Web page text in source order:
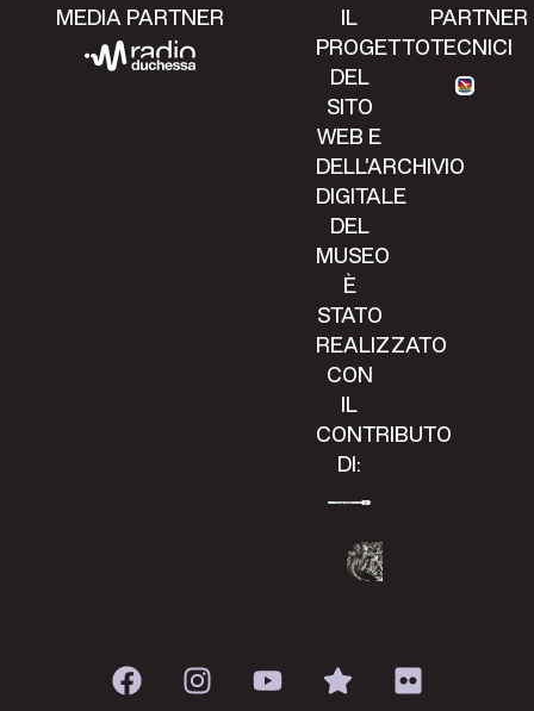
MEDIA PARTNER
IL
PROGETTO
DEL
SITO
WEB E
DELL’ARCHIVIO
DIGITALE
DEL
MUSEO
È
STATO
REALIZZATO
CON
IL
CONTRIBUTO
DI:
PARTNER
TECNICI